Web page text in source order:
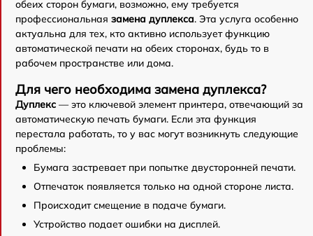
обеих сторон бумаги, возможно, ему требуется
профессиональная замена дуплекса. Эта услуга особенно
актуальна для тех, кто активно использует функцию
автоматической печати на обеих сторонах, будь то в
рабочем пространстве или дома.
Для чего необходима замена дуплекса?
Дуплекс — это ключевой элемент принтера, отвечающий за
автоматическую печать бумаги. Если эта функция
перестала работать, то у вас могут возникнуть следующие
проблемы:
Бумага застревает при попытке двусторонней печати.
Отпечаток появляется только на одной стороне листа.
Происходит смещение в подаче бумаги.
Устройство подает ошибки на дисплей.